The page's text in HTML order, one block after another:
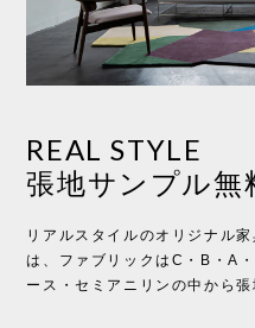
ア）
スム
リノベーショ
（ご予約優先
お客様の理想の空聞づくり
く、住まいに関わるトータ
ます。 リノベーション、オ